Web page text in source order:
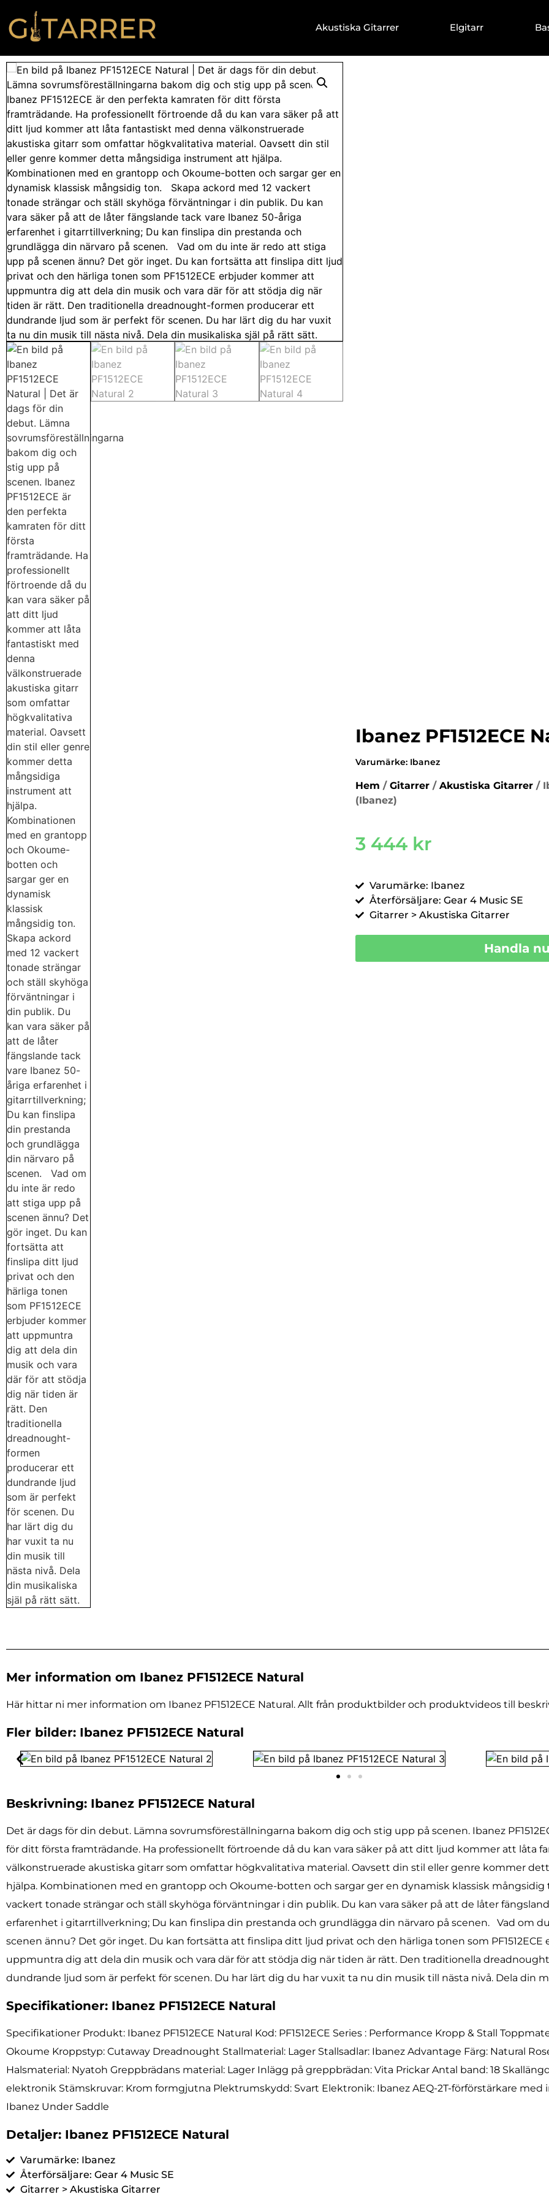
Akustiska Gitarrer Elgitarr
Ibanez PF1512ECE
Varumärke: Ibanez
Hem / Gitarrer / Akustiska Gitarrer /
(Ibanez)
3 444 kr
Varumärke: Ibanez
Återförsäljare: Gear 4 Music SE
Gitarrer > Akustiska Gitarrer
Handla
Mer information om Ibanez PF1512ECE Natural
Här hittar ni mer information om Ibanez PF1512ECE Natural. Allt från produktbilder och produktvideos till
Fler bilder: Ibanez PF1512ECE Natural
Beskrivning: Ibanez PF1512ECE Natural
Det är dags för din debut. Lämna sovrumsföreställningarna bakom dig och stig upp på scenen. Ibanez
för ditt första framträdande. Ha professionellt förtroende då du kan vara säker på att ditt ljud kommer att låta
välkonstruerade akustiska gitarr som omfattar högkvalitativa material. Oavsett din stil eller genre kommer
hjälpa. Kombinationen med en grantopp och Okoume-botten och sargar ger en dynamisk klassisk mångsidig
vackert tonade strängar och ställ skyhöga förväntningar i din publik. Du kan vara säker på att de låter
erfarenhet i gitarrtillverkning; Du kan finslipa din prestanda och grundlägga din närvaro på scenen. Vad om
scenen ännu? Det gör inget. Du kan fortsätta att finslipa ditt ljud privat och den härliga tonen som
uppmuntra dig att dela din musik och vara där för att stödja dig när tiden är rätt. Den traditionella
dundrande ljud som är perfekt för scenen. Du har lärt dig du har vuxit ta nu din musik till nästa nivå. Dela din
Specifikationer: Ibanez PF1512ECE Natural
Specifikationer Produkt: Ibanez PF1512ECE Natural Kod: PF1512ECE Series : Performance Kropp & Stall
Okoume Kroppstyp: Cutaway Dreadnought Stallmaterial: Lager Stallsadlar: Ibanez Advantage Färg: Natural
Halsmaterial: Nyatoh Greppbrädans material: Lager Inlägg på greppbrädan: Vita Prickar Antal band: 18
elektronik Stämskruvar: Krom formgjutna Plektrumskydd: Svart Elektronik: Ibanez AEQ-2T-förförstärkare
Ibanez Under Saddle
Detaljer: Ibanez PF1512ECE Natural
Varumärke: Ibanez
Återförsäljare: Gear 4 Music SE
Gitarrer > Akustiska Gitarrer